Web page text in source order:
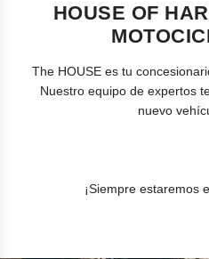
HOUSE OF
The HOUSE es tu
Nuestro equipo de expertos
nuevo
¡Siempre estaremos